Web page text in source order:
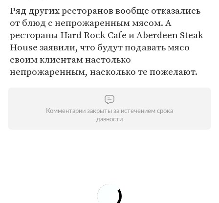
Ряд других ресторанов вообще отказались
от блюд с непрожаренным мясом. А
рестораны Hard Rock Cafe и Aberdeen Steak
House заявили, что будут подавать мясо
своим клиентам настолько
непрожаренным, насколько те пожелают.
Комментарии закрыты за истечением срока
давности